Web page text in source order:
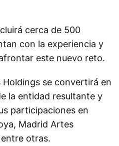
cerca de 500
con la experiencia y
este nuevo reto.
se convertirá en
la entidad resultante y
participaciones en
Madrid Artes
otras.